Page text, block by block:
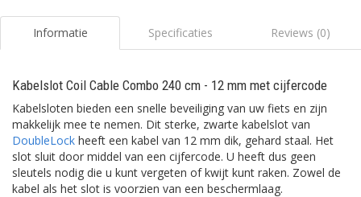
Informatie Specificaties Reviews (0)
Kabelslot Coil Cable Combo 240 cm - 12 mm met cijfercode
Kabelsloten bieden een snelle beveiliging van uw fiets en zijn
makkelijk mee te nemen. Dit sterke, zwarte kabelslot van
DoubleLock heeft een kabel van 12 mm dik, gehard staal. Het
slot sluit door middel van een cijfercode. U heeft dus geen
sleutels nodig die u kunt vergeten of kwijt kunt raken. Zowel de
kabel als het slot is voorzien van een beschermlaag.